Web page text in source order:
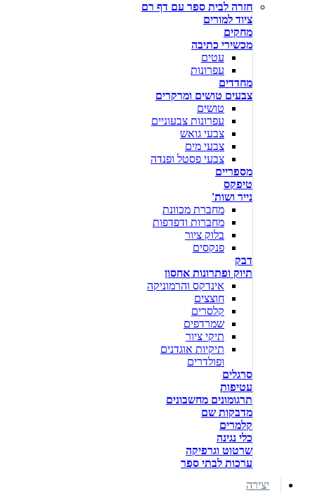
חזרה לבית ספר עם דף רם
ציוד למורים
מחקים
מכשירי כתיבה
עטים
עפרונות
מחדדים
צבעים טושים ומרקרים
טושים
עפרונות צבעוניים
צבעי גואש
צבעי מים
צבעי פסטל ופנדה
מספריים
טיפקס
נייר ושות'
מחברת מכוונת
מחברות ודפדפות
בלוק ציור
פנקסים
דבק
תיוק ופתרונות אחסון
אינדקס והרמוניקה
חוצצים
קלסרים
שמרדפים
תיקי ציור
תיקיות אוגדנים
ופולדרים
סרגלים
עטיפות
תרגומונים מחשבונים
מדבקות שם
קלמרים
כלי נגינה
שרטוט וגרפיקה
ערכות לבתי ספר
יצירה